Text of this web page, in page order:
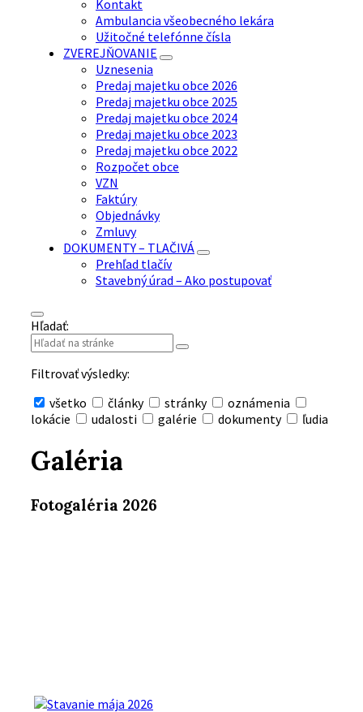
Kontakt
Ambulancia všeobecného lekára
Užitočné telefónne čísla
ZVEREJŇOVANIE
Uznesenia
Predaj majetku obce 2026
Predaj majetku obce 2025
Predaj majetku obce 2024
Predaj majetku obce 2023
Predaj majetku obce 2022
Rozpočet obce
VZN
Faktúry
Objednávky
Zmluvy
DOKUMENTY – TLAČIVÁ
Prehľad tlačív
Stavebný úrad – Ako postupovať
Hľadať:
Filtrovať výsledky:
všetko
články stránky
oznámenia
lokácie
udalosti galérie dokumenty ľudia
vyhľadávanie
Galéria
Fotogaléria 2026